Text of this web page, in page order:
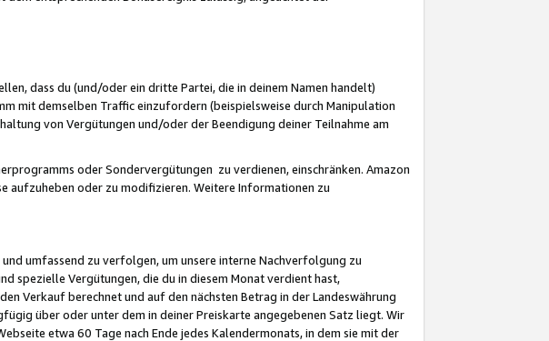
dass du (und/oder ein dritte Partei, die in deinem Namen handelt)
mit demselben Traffic einzufordern (beispielsweise durch Manipulation
von Vergütungen und/oder der Beendigung deiner Teilnahme am
oder Sondervergütungen zu verdienen, einschränken. Amazon
aufzuheben oder zu modifizieren. Weitere Informationen zu
umfassend zu verfolgen, um unsere interne Nachverfolgung zu
spezielle Vergütungen, die du in diesem Monat verdient hast,
Verkauf berechnet und auf den nächsten Betrag in der Landeswährung
über oder unter dem in deiner Preiskarte angegebenen Satz liegt. Wir
etwa 60 Tage nach Ende jedes Kalendermonats, in dem sie mit der